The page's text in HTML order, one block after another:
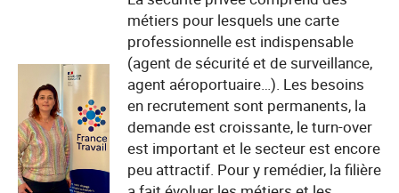
métiers pour lesquels une carte
professionnelle est indispensable
(agent de sécurité et de surveillance,
agent aéroportuaire…). Les besoins
en recrutement sont permanents, la
demande est croissante, le turn-over
est important et le secteur est encore
peu attractif. Pour y remédier, la filière